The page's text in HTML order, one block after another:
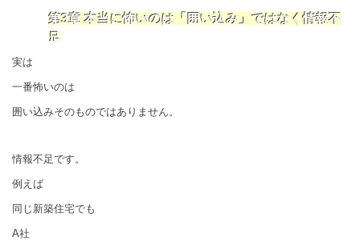
第3章 本当に怖いのは「囲い込み」ではなく情報不
足
実は
一番怖いのは
囲い込みそのものではありません。
情報不足です。
例えば
同じ新築住宅でも
A社